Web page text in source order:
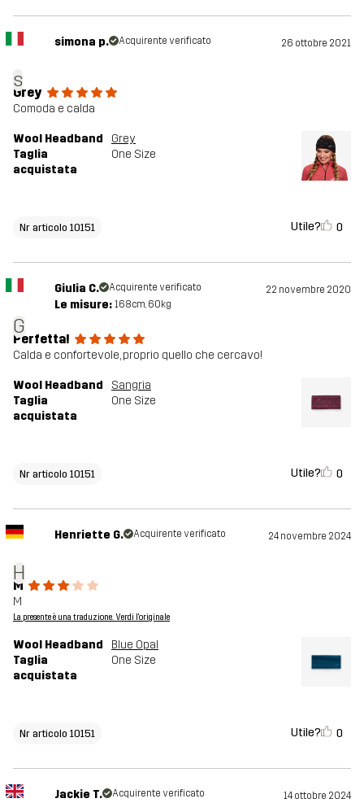
s
simona p. Acquirente verificato 26 ottobre 2021
Grey
Comoda e calda
Wool Headband
Grey
Taglia
acquistata
One Size
Nr articolo 10151 Utile? 0
G
Giulia C. Acquirente verificato 22 novembre 2020
Le misure: 168cm, 60kg
Perfetta!
Calda e confortevole, proprio quello che cercavo!
Wool Headband
Sangria
Taglia
acquistata
One Size
Nr articolo 10151 Utile? 0
H
Henriette G. Acquirente verificato 24 novembre 2024
M
M
La presente è una traduzione. Verdi l'originale
Wool Headband
Blue Opal
Taglia
acquistata
One Size
Nr articolo 10151 Utile? 0
Jackie T. Acquirente verificato 14 ottobre 2024